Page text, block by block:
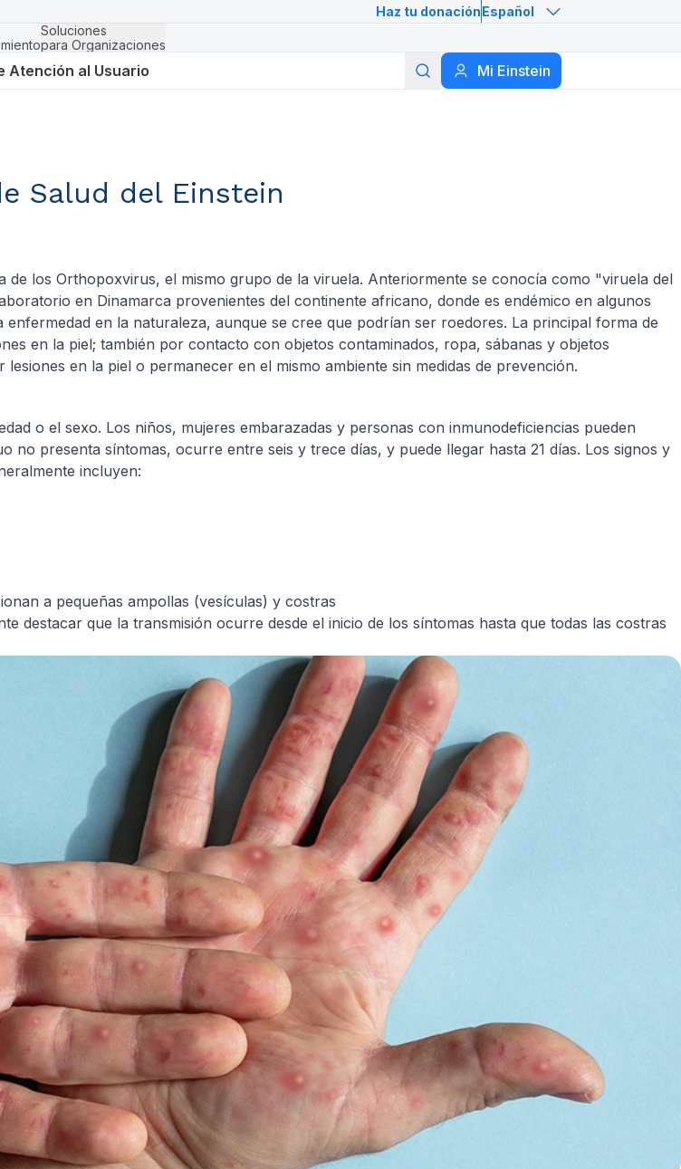
Haz tu donaciónEspañol
Soluciones
para Organizaciones
Atención al Usuario Mi Einstein
Buscar
Salud del Einstein
los Orthopoxvirus, el mismo grupo de la viruela. Anteriormente se conocía como "viruela del
en Dinamarca provenientes del continente africano, donde es endémico en algunos
en la naturaleza, aunque se cree que podrían ser roedores. La principal forma de
en la piel; también por contacto con objetos contaminados, ropa, sábanas y objetos
en la piel o permanecer en el mismo ambiente sin medidas de prevención.
o el sexo. Los niños, mujeres embarazadas y personas con inmunodeficiencias pueden
no presenta síntomas, ocurre entre seis y trece días, y puede llegar hasta 21 días. Los signos y
incluyen:
a pequeñas ampollas (vesículas) y costras
destacar que la transmisión ocurre desde el inicio de los síntomas hasta que todas las costras